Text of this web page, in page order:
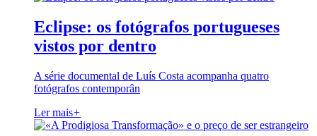
Eclipse: os fotógrafos portugueses
vistos por dentro
A série documental de Luís Costa acompanha quatro
fotógrafos contemporân
Ler mais+